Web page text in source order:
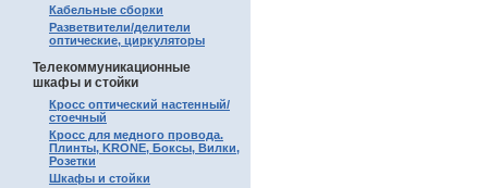
Кабельные сборки
Разветвители/делители
оптические, циркуляторы
Телекоммуникационные
шкафы и стойки
Кросс оптический настенный/
стоечный
Кросс для медного провода.
Плинты, KRONE, Боксы, Вилки,
Розетки
Шкафы и стойки